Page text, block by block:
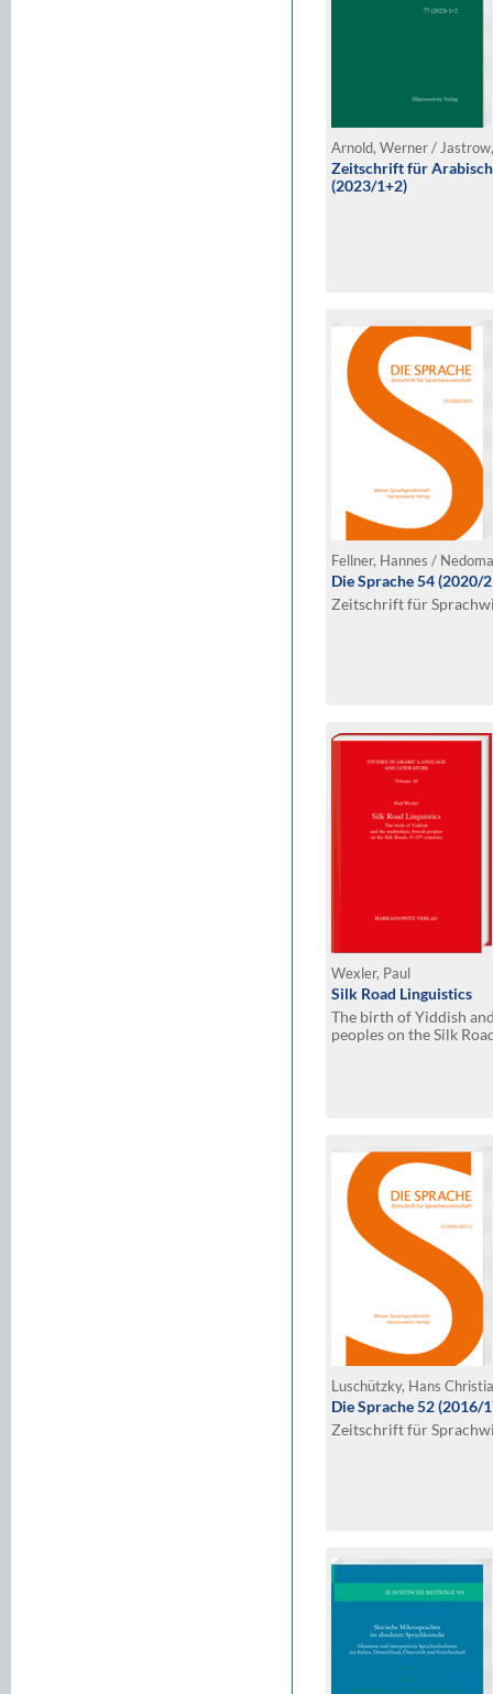
Arnold, Werner /
Zeitschrift für
(2023/1+2)
Die Sprache 54 (2020/
Zeitschrift für
Wexler, Paul
Silk Road Linguistics
The birth of Yiddish
peoples on the Silk
Die Sprache 52 (2016/
Zeitschrift für